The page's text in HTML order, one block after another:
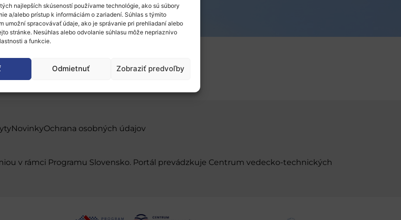
najlepších skúseností používame technológie, ako sú súbory
a/alebo prístup k informáciám o zariadení. Súhlas s týmito
umožní spracovávať údaje, ako je správanie pri prehliadaní alebo
stránke. Nesúhlas alebo odvolanie súhlasu môže nepriaznivo
a funkcie.
Odmietnuť Zobraziť predvoľby
NovinkyOchrana osobných údajov
v rámci Programu Slovensko. Portál prevádzkuje Centrum vedecko-technických